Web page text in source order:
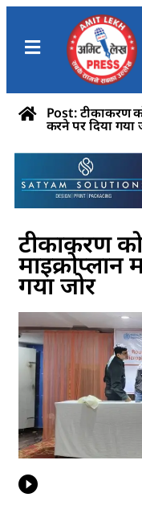
Post: टीकाकरण
करने पर दिया गया
टीकाकरण
गया जोर